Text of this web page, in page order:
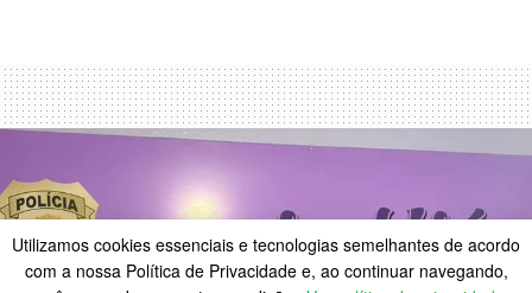
Utilizamos cookies essenciais e tecnologias semelhantes de acordo
com a nossa Política de Privacidade e, ao continuar navegando,